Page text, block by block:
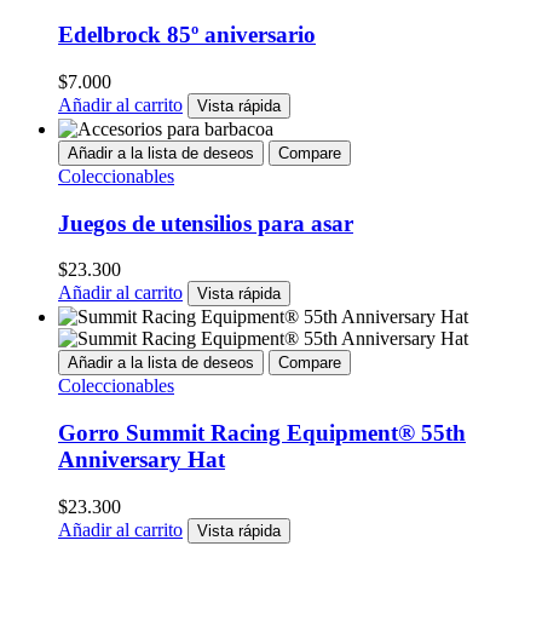
Edelbrock 85º aniversario
$7.000
Añadir al carrito
Vista rápida
Añadir a la lista de deseos Compare
Coleccionables
Juegos de utensilios para asar
$23.300
Añadir al carrito
Vista rápida
Añadir a la lista de deseos Compare
Coleccionables
Gorro Summit Racing Equipment® 55th
Anniversary Hat
$23.300
Añadir al carrito
Vista rápida